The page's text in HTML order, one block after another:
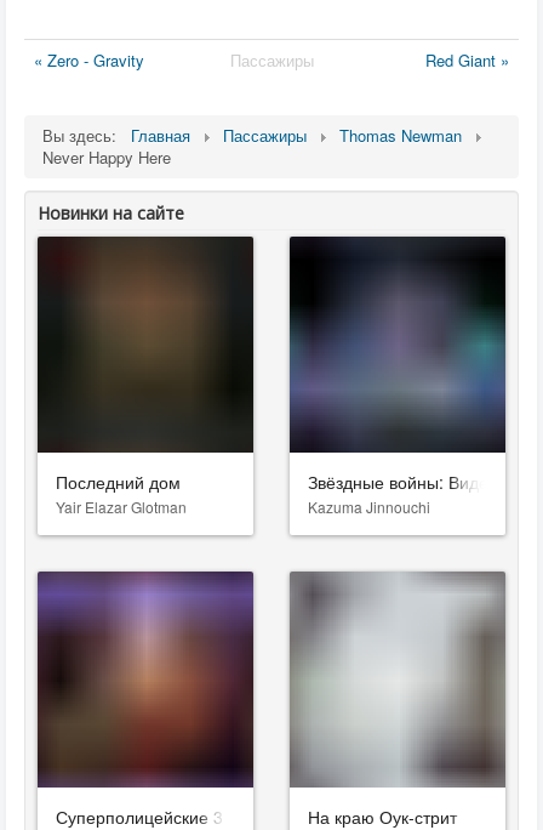
« Zero - Gravity Пассажиры Red Giant »
Вы здесь: Главная Пассажиры
Thomas Newman
Never Happy Here
Новинки на сайте
Последний дом
Yair Elazar Glotman
Звёздные войны: Видения.
Kazuma Jinnouchi
Суперполицейские 3 На краю Оук-стрит